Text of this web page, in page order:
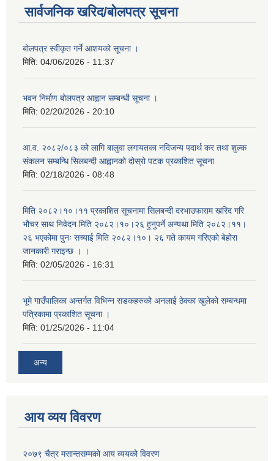
सार्वजनिक खरिद/बोलपत्र सूचना
बोलपत्र स्वीकृत गर्ने आशयको सूचना ।
मिति: 04/06/2026 - 11:37
भवन निर्माण बोलपत्र आह्वान सम्बन्धी सूचना ।
मिति: 02/20/2026 - 20:10
आ.व. २०८२/०८३ को लागि बालुवा लगायतका नदिजन्य पदार्थ कर तथा शुल्क
संकलन सम्बन्धि सिलबन्दी आह्वानको दोस्रो पटक प्रकाशित सूचना
मिति: 02/18/2026 - 08:48
मिति २०८२।१०।११ प्रकाशित सूचनामा सिलबन्दी दरभाउफाराम खरिद गरि
भौचर साथ निवेदन मिति २०८२।१०।२६ हुनुपर्ने अन्यथा मिति २०८२।११।
२६ भएकोमा पुनः सच्याई मिति २०८२।१०। २६ गते कायम गरिएको बेहोरा
जानकारी गराइन्छ । ।
मिति: 02/05/2026 - 16:31
भूमे गाउँपालिका अन्तर्गत विभिन्न सडकहरुको अनलाई ठेक्का खुलेको सम्बन्धमा
पत्रिकामा प्रकाशित सूचना ।
मिति: 01/25/2026 - 11:04
अन्य
आय व्यय विवरण
२०७९ चैत्र मसान्तसम्मको आय व्ययको विवरण